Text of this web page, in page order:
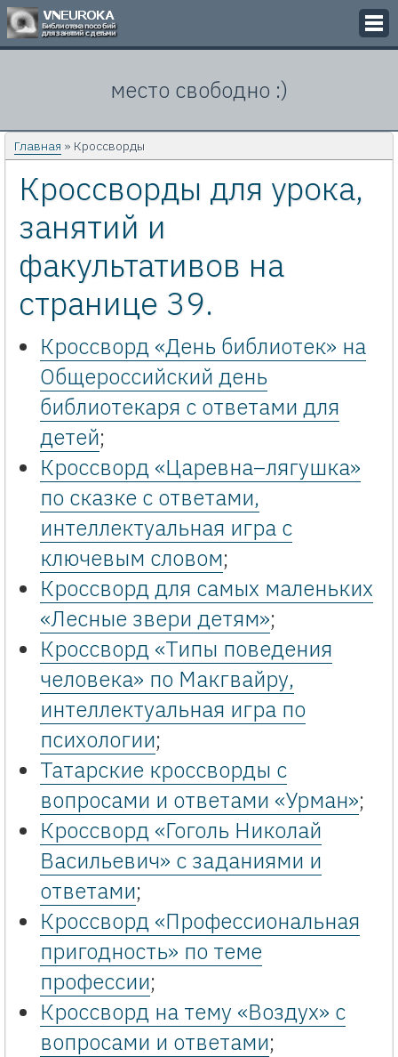
Кроссворды
Задачи
Контакты
место свободно :)
Главная » Кроссворды
Кроссворды для урока,
занятий и
факультативов на
странице 39.
Кроссворд «День библиотек» на
Общероссийский день
библиотекаря с ответами для
детей;
Кроссворд «Царевна–лягушка»
по сказке с ответами,
интеллектуальная игра с
ключевым словом;
Кроссворд для самых маленьких
«Лесные звери детям»;
Кроссворд «Типы поведения
человека» по Макгвайру,
интеллектуальная игра по
психологии;
Татарские кроссворды с
вопросами и ответами «Урман»;
Кроссворд «Гоголь Николай
Васильевич» с заданиями и
ответами;
Кроссворд «Профессиональная
пригодность» по теме
профессии;
Кроссворд на тему «Воздух» с
вопросами и ответами;